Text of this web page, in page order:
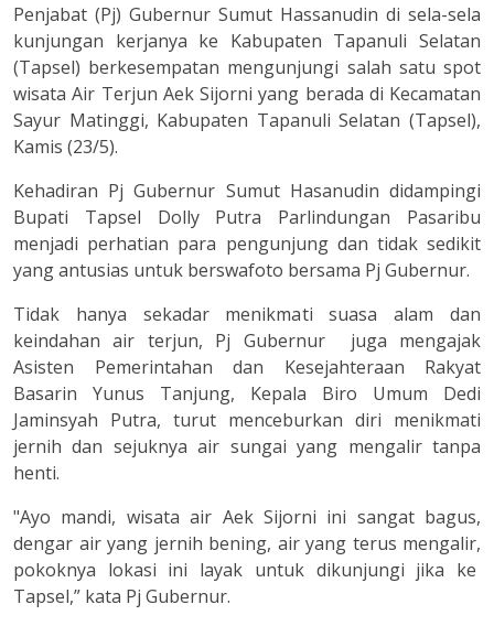
Penjabat (Pj) Gubernur Sumut Hassanudin di sela-sela
kunjungan kerjanya ke Kabupaten Tapanuli Selatan
(Tapsel) berkesempatan mengunjungi salah satu spot
wisata Air Terjun Aek Sijorni yang berada di Kecamatan
Sayur Matinggi, Kabupaten Tapanuli Selatan (Tapsel),
Kamis (23/5).
Kehadiran Pj Gubernur Sumut Hasanudin didampingi
Bupati Tapsel Dolly Putra Parlindungan Pasaribu
menjadi perhatian para pengunjung dan tidak sedikit
yang antusias untuk berswafoto bersama Pj Gubernur.
Tidak hanya sekadar menikmati suasa alam dan
keindahan air terjun, Pj Gubernur juga mengajak
Asisten Pemerintahan dan Kesejahteraan Rakyat
Basarin Yunus Tanjung, Kepala Biro Umum Dedi
Jaminsyah Putra, turut menceburkan diri menikmati
jernih dan sejuknya air sungai yang mengalir tanpa
henti.
"Ayo mandi, wisata air Aek Sijorni ini sangat bagus,
dengar air yang jernih bening, air yang terus mengalir,
pokoknya lokasi ini layak untuk dikunjungi jika ke
Tapsel,” kata Pj Gubernur.